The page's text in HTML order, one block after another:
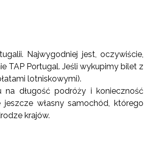
Najwygodniej jest, oczywiście,
TAP Portugal. Jeśli wykupimy bilet z
lotniskowymi).
długość podróży i konieczność
własny samochód, którego
krajów.